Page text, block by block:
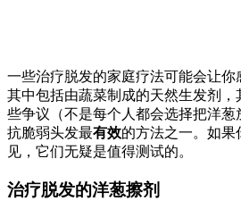
一些治疗脱发的家庭疗法可能会让你
其中包括由蔬菜制成的天然生发剂
些争议（不是每个人都会选择把洋
抗脆弱头发最有效的方法之一。如
见，它们无疑是值得测试的。
治疗脱发的洋葱擦剂